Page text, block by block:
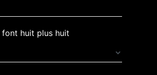
font huit plus huit